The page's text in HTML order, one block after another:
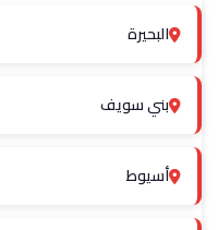
البحيرة
بني سويف
أسيوط